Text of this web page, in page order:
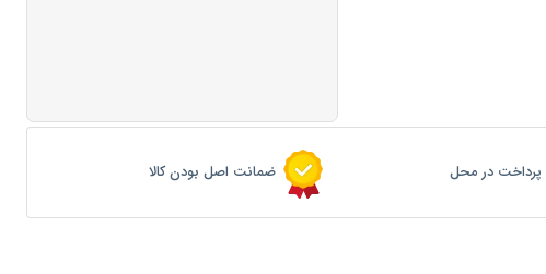
پرداخت در محل ضمانت اصل بودن کالا